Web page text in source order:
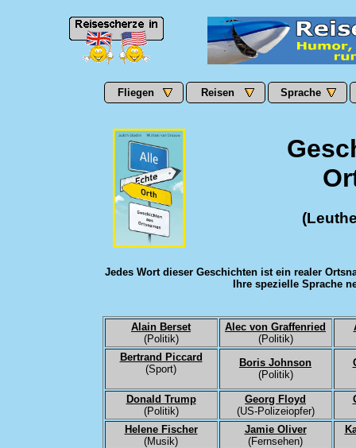
Fliegen Reisen Sprache
Jedes Wort dieser Geschichten ist ein realer
Ihre spezielle Sprache
Alain Berset
(Politik)
Alec von Graffenried
(Politik)
Bertrand Piccard
(Sport)
Boris Johnson
(Politik)
Donald Trump
(Politik)
Georg Floyd
(US-Polizeiopfer)
Helene Fischer
(Musik)
Jamie Oliver
(Fernsehen)